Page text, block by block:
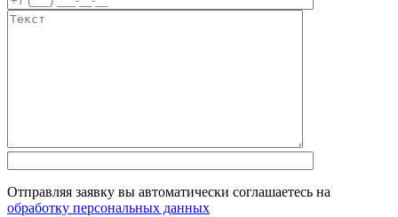
Отправляя заявку вы автоматически соглашаетесь на
обработку персональных данных